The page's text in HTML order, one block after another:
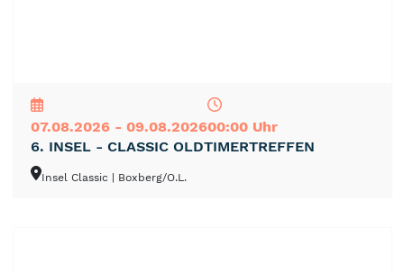
07.08.2026 - 09.08.202600:00 Uhr
6. INSEL - CLASSIC OLDTIMERTREFFEN
Insel Classic | Boxberg/O.L.